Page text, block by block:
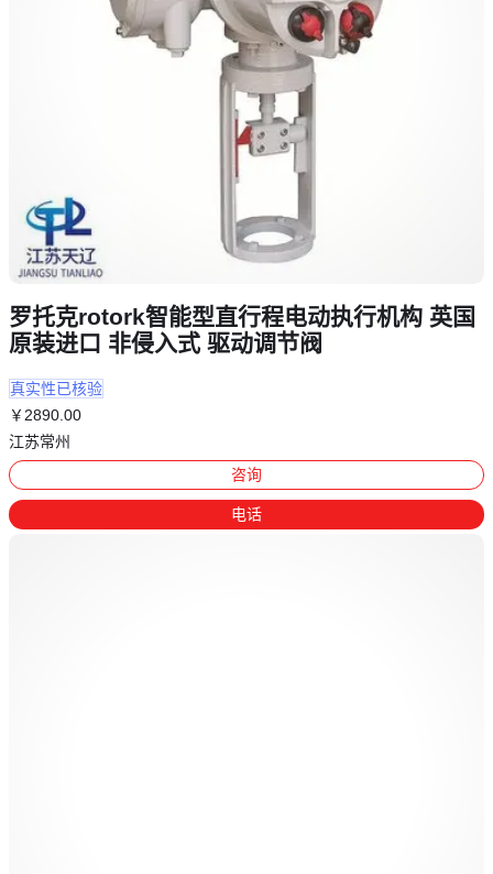
罗托克rotork智能型直行程电动执行机构 英国
原装进口 非侵入式 驱动调节阀
真实性已核验
￥2890.00
江苏常州
咨询
电话